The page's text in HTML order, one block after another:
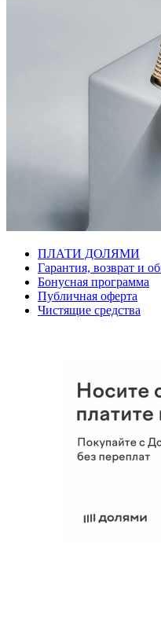
ПЛАТИ ДОЛЯМИ
Гарантия, возврат и
Бонусная программа
Публичная оферта
Чистящие средства